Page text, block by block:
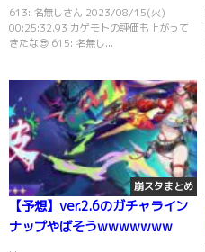
613: 名無しさん 2023/08/15(火)
00:25:32.93 カゲモトの評価も上がって
きたな😎 615: 名無し...
崩スタまとめ
【予想】ver.2.6のガチャライン
ナップやばそうwwwwwww